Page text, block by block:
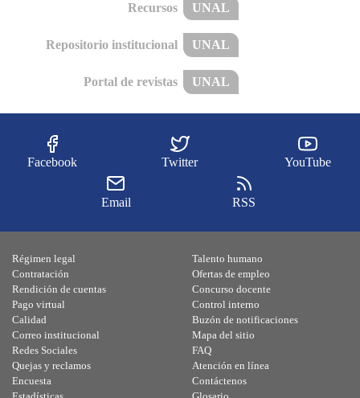
Recursos UNAL
Repositorio institucional UNAL
Portal de revistas UNAL
Facebook Twitter YouTube
Email RSS
Régimen legal
Contratación
Rendición de cuentas
Pago virtual
Calidad
Talento humano
Ofertas de empleo
Concurso docente
Control interno
Buzón de notificaciones
Correo institucional
Redes Sociales
Quejas y reclamos
Encuesta
Mapa del sitio
FAQ
Atención en línea
Contáctenos